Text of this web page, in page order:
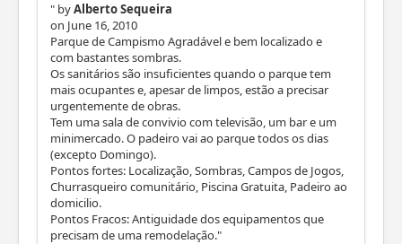
" byAlberto Sequeira
on June 16, 2010
Parque de Campismo Agradável e bem localizado e
com bastantes sombras.
Os sanitários são insuficientes quando o parque tem
mais ocupantes e, apesar de limpos, estão a precisar
urgentemente de obras.
Tem uma sala de convivio com televisão, um bar e um
minimercado. O padeiro vai ao parque todos os dias
(excepto Domingo).
Pontos fortes: Localização, Sombras, Campos de Jogos,
Churrasqueiro comunitário, Piscina Gratuita, Padeiro ao
domicilio.
Pontos Fracos: Antiguidade dos equipamentos que
precisam de uma remodelação."